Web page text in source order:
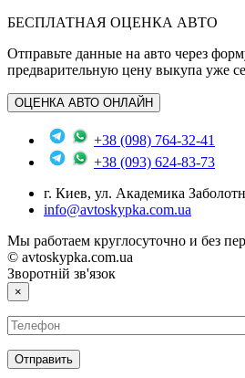
БЕСПЛАТНАЯ ОЦЕНКА АВТО
Отправьте данные на авто через
предварительную цену выкупа уже
ОЦЕНКА АВТО ОНЛАЙН
+38 (098) 764-32-41
+38 (093) 624-83-73
г. Киев, ул. Академика
info@avtoskypka.com.ua
Мы работаем круглосуточно и без
© avtoskypka.com.ua
Зворотній зв'язок
×